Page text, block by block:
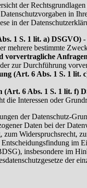
der
in
in der
1 S. 1 lit. a) DSGVO) -
mehrere bestimmte
vorvertragliche
zur Durchführung
(Art. 6 Abs. 1 S. 1 lit.
(Art. 6 Abs. 1 S. 1 lit. f)
die Interessen oder
der Datenschutz-
Daten bei der
Widerspruchsrecht,
im
insbesondere im
der